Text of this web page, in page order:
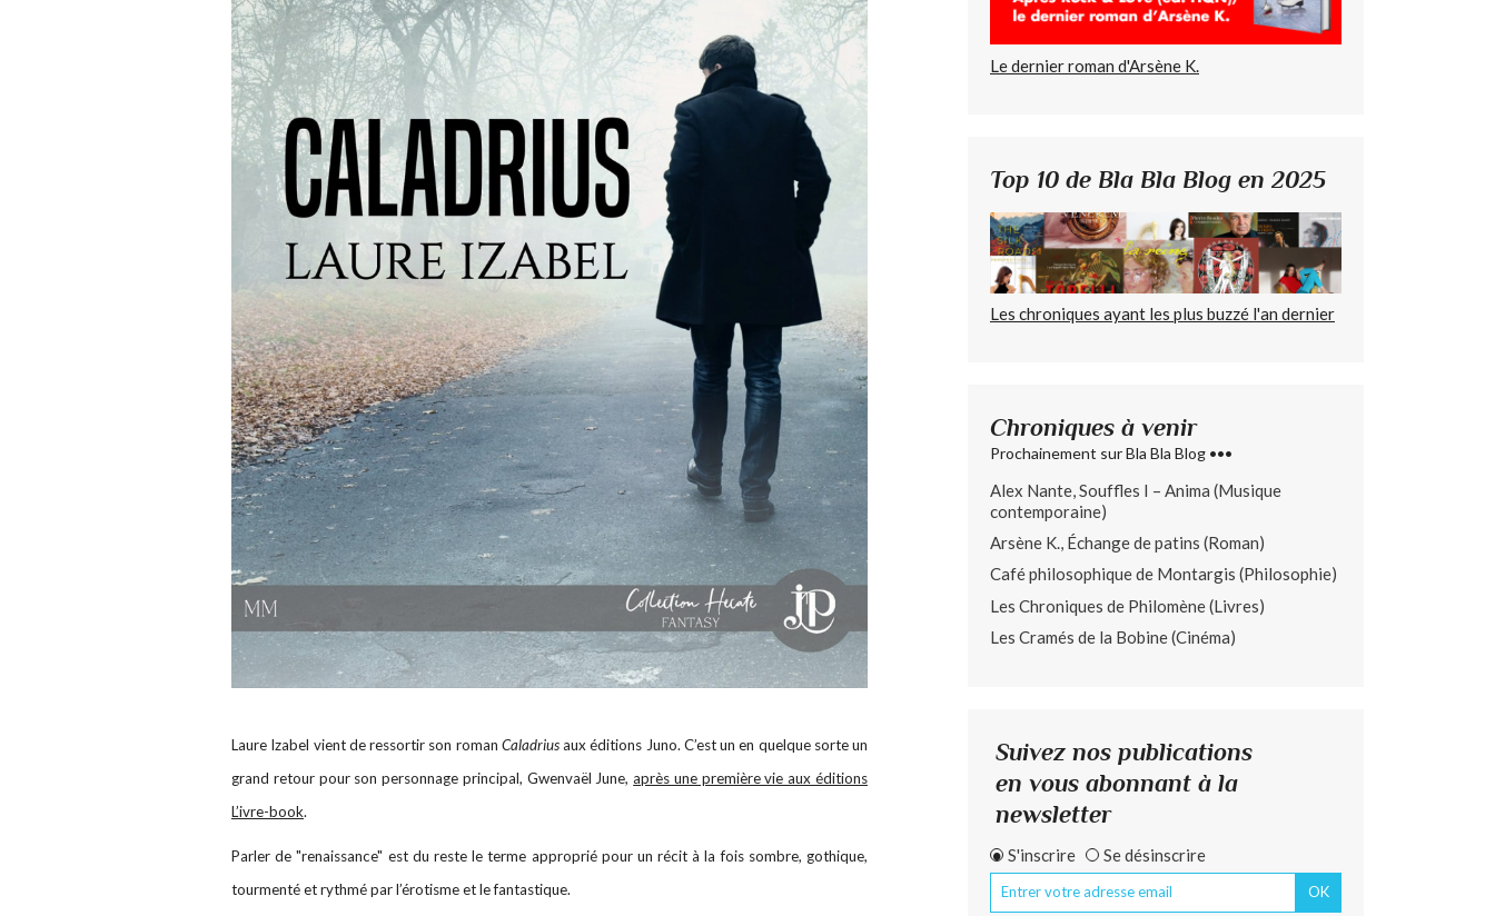
Laure Izabel vient de ressortir son roman Caladriusaux éditions Juno. C’est un en quelque sorte un
grand retour pour son personnage principal, Gwenvaël June,après une première vie aux éditions
L’ivre-book.
Parler de "renaissance" est du reste le terme approprié pour un récit à la fois sombre, gothique,
tourmenté et rythmé par l’érotisme et le fantastique.
Le dernier roman d'Arsène K.
Top 10 de Bla Bla Blog en 2025
Les chroniques ayant les plus buzzé l'an dernier
Chroniques à venir
Prochainement sur Bla Bla Blog •••
Alex Nante, Souffles I – Anima (Musique
contemporaine)
Arsène K., Échange de patins (Roman)
Café philosophique de Montargis (Philosophie)
Les Chroniques de Philomène (Livres)
Les Cramés de la Bobine (Cinéma)
Suivez nos publications
en vous abonnant à la
newsletter
S'inscrire Se désinscrire